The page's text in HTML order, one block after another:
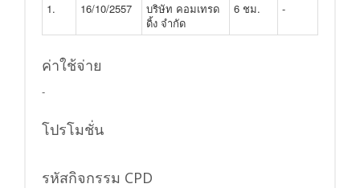
1.
16/10/2557
บริษัท คอมเทรด
ดิ้ง จำกัด
6 ชม. -
ค่าใช้จ่าย
-
โปรโมชั่น
รหัสกิจกรรม CPD